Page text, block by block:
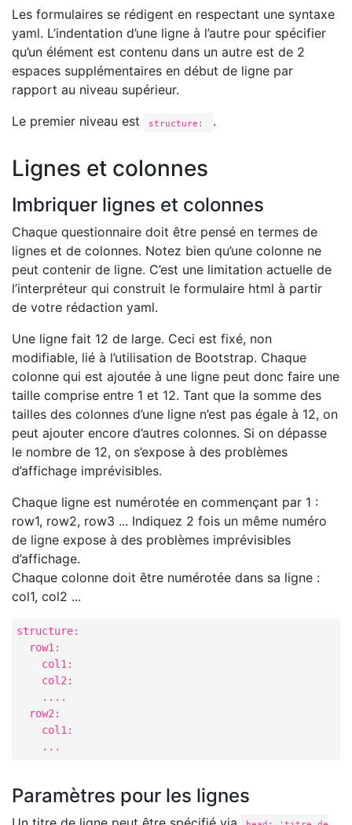
Les formulaires se rédigent en respectant une syntaxe
yaml. L’indentation d’une ligne à l’autre pour spécifier
qu’un élément est contenu dans un autre est de 2
espaces supplémentaires en début de ligne par
rapport au niveau supérieur.
Le premier niveau est
structure: .
Lignes et colonnes
Imbriquer lignes et colonnes
Chaque questionnaire doit être pensé en termes de
lignes et de colonnes. Notez bien qu’une colonne ne
peut contenir de ligne. C’est une limitation actuelle de
l’interpréteur qui construit le formulaire html à partir
de votre rédaction yaml.
Une ligne fait 12 de large. Ceci est fixé, non
modifiable, lié à l’utilisation de Bootstrap. Chaque
colonne qui est ajoutée à une ligne peut donc faire une
taille comprise entre 1 et 12. Tant que la somme des
tailles des colonnes d’une ligne n’est pas égale à 12, on
peut ajouter encore d’autres colonnes. Si on dépasse
le nombre de 12, on s’expose à des problèmes
d’affichage imprévisibles.
Chaque ligne est numérotée en commençant par 1 :
row1, row2, row3 ... Indiquez 2 fois un même numéro
de ligne expose à des problèmes imprévisibles
d’affichage.
Chaque colonne doit être numérotée dans sa ligne :
col1, col2 ...
structure:
  row1:
    col1:
    col2:
    ....
  row2:
    col1:
    ...
Paramètres pour les lignes